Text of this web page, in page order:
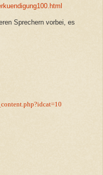
Sprechern vorbei, es